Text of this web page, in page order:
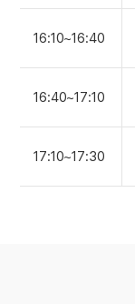
16:10~16:40
16:40~17:10
17:10~17:30